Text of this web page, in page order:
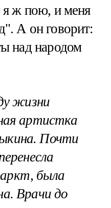
ж пою, и меня
А он говорит:
над народом
жизни
артистка
Почти
была
Врачи до